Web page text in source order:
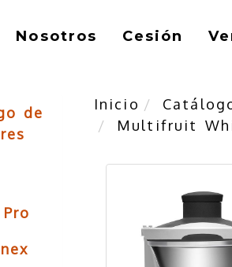
Nosotros Cesión
de
Inicio
Multifruit